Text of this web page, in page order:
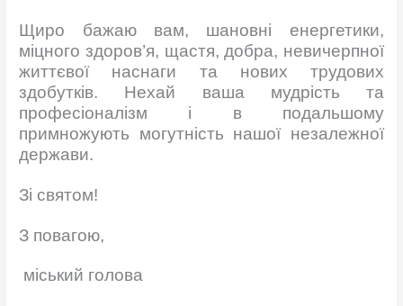
Щиро бажаю вам, шановні енергетики,
міцного здоров’я, щастя, добра, невичерпної
життєвої наснаги та нових трудових
здобутків. Нехай ваша мудрість та
професіоналізм і в подальшому
примножують могутність нашої незалежної
держави.
Зі святом!
З повагою,
міський голова